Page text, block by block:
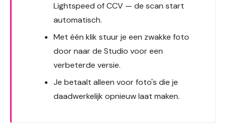
Lightspeed of CCV — de scan start
automatisch.
Met één klik stuur je een zwakke foto
door naar de Studio voor een
verbeterde versie.
Je betaalt alleen voor foto's die je
daadwerkelijk opnieuw laat maken.